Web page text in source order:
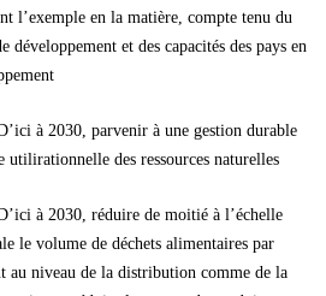
l’exemple en la matière, compte tenu du
développement et des capacités des pays en
à 2030, parvenir à une gestion durable
utilirationnelle des ressources naturelles
à 2030, réduire de moitié à l’échelle
le volume de déchets alimentaires par
au niveau de la distribution comme de la